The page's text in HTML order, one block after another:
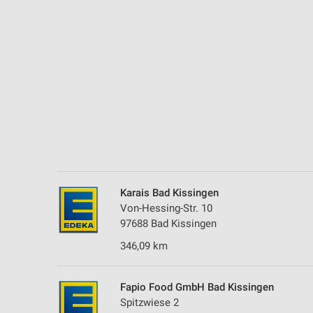
Karais Bad Kissingen
Von-Hessing-Str. 10
97688 Bad Kissingen
346,09 km
Fapio Food GmbH Bad Kissingen
Spitzwiese 2
Nicht-IAB-Verarbeitungszwecke:
Notwendig
Funktional